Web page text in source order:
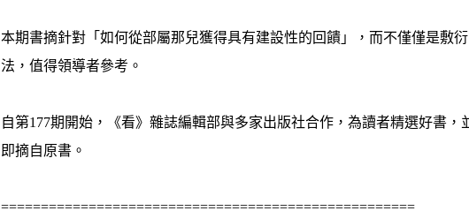
本期書摘針對「如何從部屬那兒獲得具有建設性的回饋」，而不僅僅是敷
法，值得領導者參考。
自第177期開始，《看》雜誌編輯部與多家出版社合作，為讀者精選好書
即摘自原書。
====================================================